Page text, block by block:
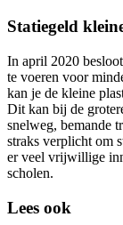
Statiegeld
In april 2020
te voeren voor
kan je de kleine
Dit kan bij de
snelweg, bemande
straks verplicht om
er veel vrijwillige
scholen.
Lees ook